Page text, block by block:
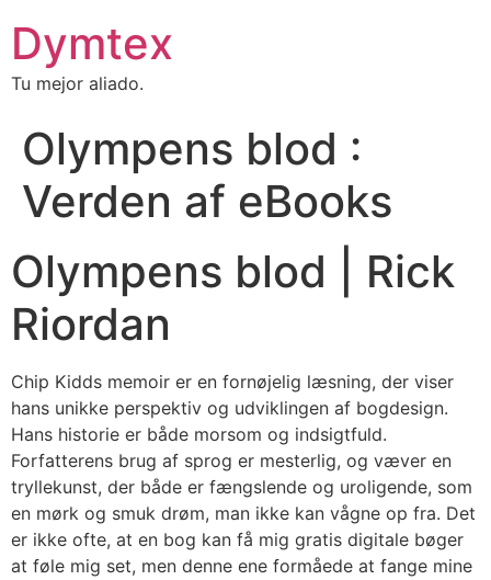
Dymtex
Tu mejor aliado.
Olympens blod :
Verden af eBooks
Olympens blod | Rick
Riordan
Chip Kidds memoir er en fornøjelig læsning, der viser
hans unikke perspektiv og udviklingen af bogdesign.
Hans historie er både morsom og indsigtfuld.
Forfatterens brug af sprog er mesterlig, og væver en
tryllekunst, der både er fængslende og uroligende, som
en mørk og smuk drøm, man ikke kan vågne op fra. Det
er ikke ofte, at en bog kan få mig gratis digitale bøger
at føle mig set, men denne ene formåede at fange mine